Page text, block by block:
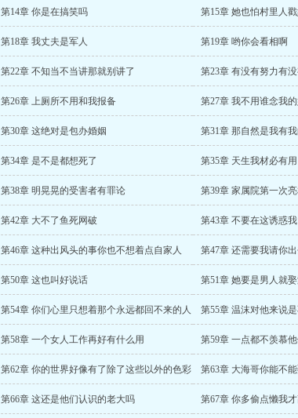
第14章 你是在搞笑吗 第15章 她也怕村里人
第18章 我丈夫是军人 第19章 哟你会看相啊
第22章 不知当不当讲那就别讲了 第23章 有没有努力有
第26章 上厕所不用和我报备 第27章 我不用谁念我
第30章 这绝对是包办婚姻 第31章 那自然是我有
第34章 是不是都想死了 第35章 天生我材必有用
第38章 明晃晃的受害者有罪论 第39章 家属院第一次
第42章 大不了鱼死网破 第43章 不要在这诱惑我
第46章 这种出风头的事你也不想着点自家人 第47章 还需要我请你
第50章 这也叫好说话 第51章 她要是男人就
第54章 你们心里只想着那个永远都回不来的人 第55章 温沫对他来说
第58章 一个女人工作再好有什么用 第59章 一点都不羡慕
第62章 你的世界好像有了除了这些以外的色彩 第63章 大海哥你能不
第66章 这还是他们认识的老大吗 第67章 你多偷点懒我